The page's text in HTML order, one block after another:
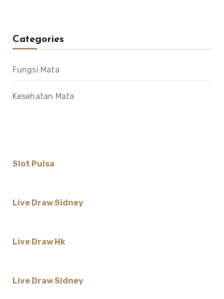
Categories
Fungsi Mata
Kesehatan Mata
Slot Pulsa
Live Draw Sidney
Live Draw Hk
Live Draw Sidney